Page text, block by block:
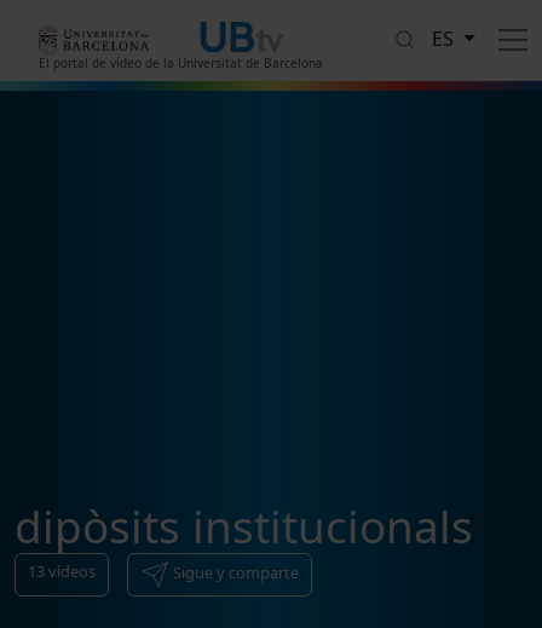
El portal de vídeo de la Universitat de Barcelona
ES
dipòsits institucionals
13vídeos Sigue y comparte